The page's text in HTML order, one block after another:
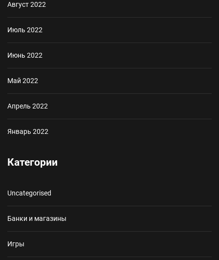
Август 2022
Июль 2022
Июнь 2022
Май 2022
Апрель 2022
Январь 2022
Категории
Uncategorised
Банки и магазины
Игры